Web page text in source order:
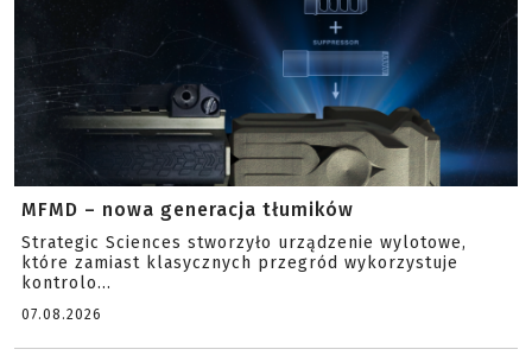
MFMD – nowa generacja tłumików
Strategic Sciences stworzyło urządzenie wylotowe,
które zamiast klasycznych przegród wykorzystuje
kontrolo...
07.08.2026